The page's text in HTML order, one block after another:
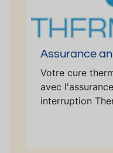
Assurance
Votre cure
avec
interruption